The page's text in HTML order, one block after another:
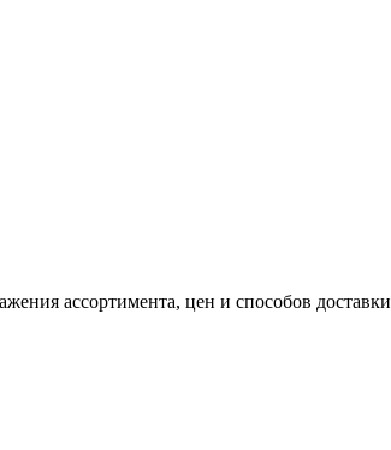
ассортимента, цен и способов доставки